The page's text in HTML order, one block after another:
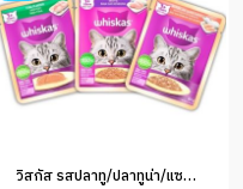
วิสกัส รสปลาทู/ปลาทูน่า/แซลมอน 80 กรัม